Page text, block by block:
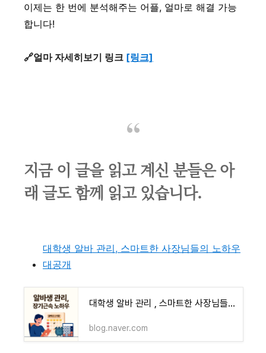
이제는 한 번에 분석해주는 어플, 얼마로 해결 가능
합니다!
🔗얼마 자세히보기 링크 [링크]
지금 이 글을 읽고 계신 분들은 아
래 글도 함께 읽고 있습니다.
대학생 알바 관리, 스마트한 사장님들의 노하우
대공개
대학생 알바 관리 , 스마트한 사장님들의 노하우 대공개
blog.naver.com